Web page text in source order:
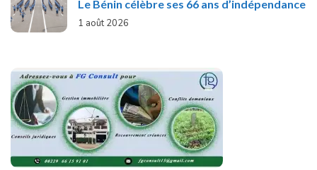
Le Bénin célèbre ses 66 ans d’indépendance
1 août 2026